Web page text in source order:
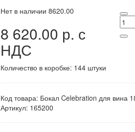
Нет в наличии 8620.00
8 620.00 р. с
НДС
Количество в коробке: 144 штуки
Код товара: Бокал Celebration для вина
Артикул: 165200